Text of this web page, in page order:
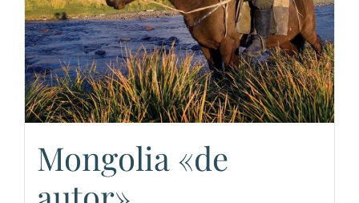
Mongolia «de